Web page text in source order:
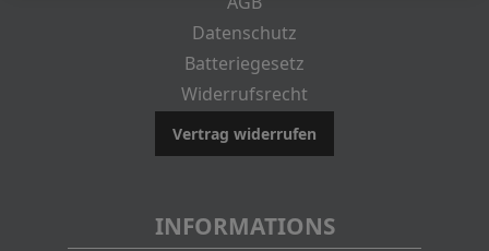
Datenschutz
Batteriegesetz
Widerrufsrecht
Vertrag widerrufen
INFORMATIONS